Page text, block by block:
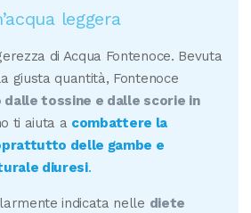
leggera
di Acqua Fontenoce. Bevuta
giusta quantità, Fontenoce
dalle tossine e dalle scorie in
ti aiuta a combattere la
delle gambe e
diuresi.
indicata nelle diete